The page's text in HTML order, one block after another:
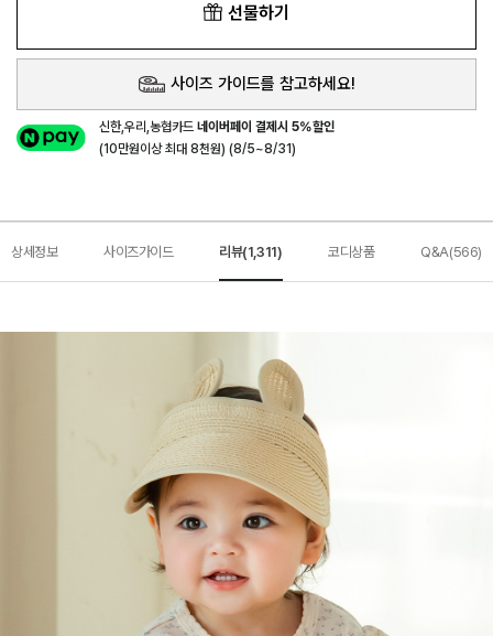
선물하기
사이즈 가이드를 참고하세요!
신한,우리,농협카드네이버페이 결제시 5%할인
(10만원이상 최대 8천원) (8/5~8/31)
상세정보 사이즈가이드 리뷰(1,311) 코디상품 Q&A(566)